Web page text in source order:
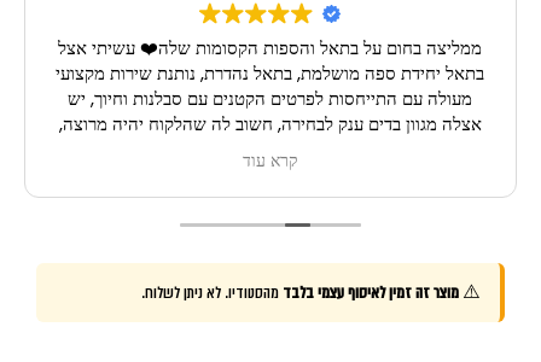
ממליצה בחום על בתאל והספות הקסומות שלה❤️ עשיתי אצל
בתאל יחידת ספה מושלמת, בתאל נהדרת, נותנת שירות מקצועי
מעולה עם התייחסות לפרטים הקטנים עם סבלנות וחיוך, יש
אצלה מגוון בדים ענק לבחירה, חשוב לה שהלקוח יהיה מרוצה,
קרא עוד
⚠️ מוצר זה זמין לאיסוף עצמי בלבד מהסטודיו. לא ניתן לשלוח.